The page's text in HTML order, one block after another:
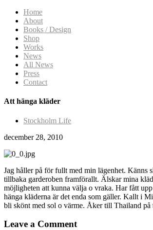
Home
About
Books / Design
Shop
Works
News
All News
Press
Contact
Att hänga kläder
Stockholm Life
december 28, 2010
Jag håller på för fullt med min lägenhet. Känns
tillbaka garderoben framförallt. Älskar mina
möjligheten att kunna välja o vraka. Har fått
hänga kläderna är det enda som gäller. Kallt i
bli skönt med sol o värme. Åker till Thailand på
Leave a Comment